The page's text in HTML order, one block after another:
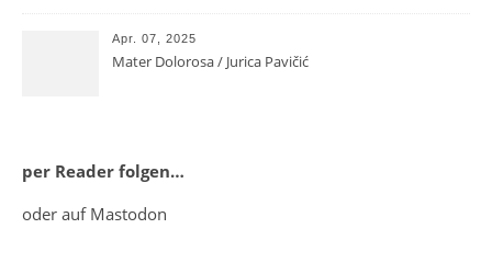
Apr. 07, 2025
Mater Dolorosa / Jurica Pavičić
per Reader folgen…
oder auf Mastodon